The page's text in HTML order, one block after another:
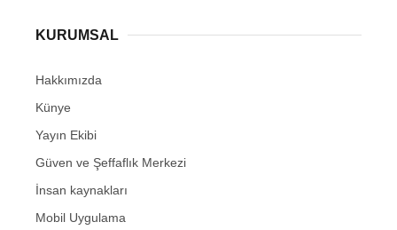
KURUMSAL
Hakkımızda
Künye
Yayın Ekibi
Güven ve Şeffaflık Merkezi
İnsan kaynakları
Mobil Uygulama